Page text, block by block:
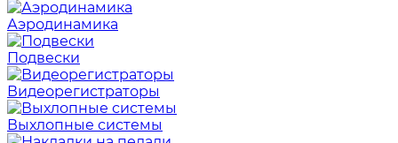
Аэродинамика
Подвески
Видеорегистраторы
Выхлопные системы